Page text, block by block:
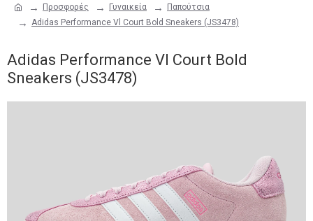
Προσφορές Γυναικεία
Παπούτσια
Adidas Performance Vl Court Bold Sneakers (JS3478)
Adidas Performance Vl Court Bold
Sneakers (JS3478)